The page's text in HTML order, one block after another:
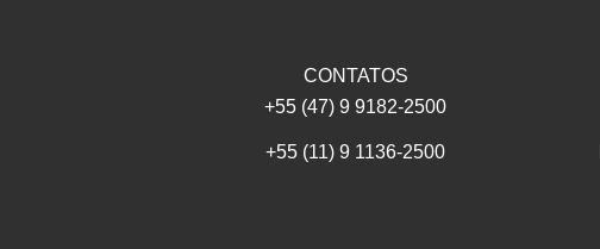
CONTATOS
+55 (47) 9 9182-2500
+55 (11) 9 1136-2500